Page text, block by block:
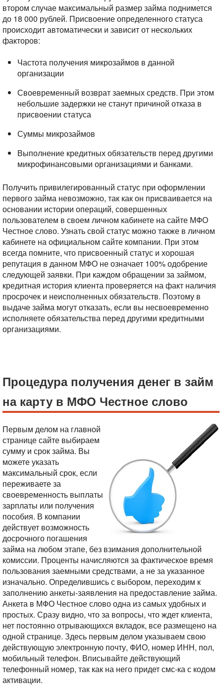
втором случае максимальный размер займа поднимется
до 18 000 рублей. Присвоение определенного статуса
происходит автоматически и зависит от нескольких
факторов:
Частота получения микрозаймов в данной
организации
Своевременный возврат заемных средств. При этом
небольшие задержки не станут причиной отказа в
присвоении статуса
Суммы микрозаймов
Выполнение кредитных обязательств перед другими
микрофинансовыми организациями и банками.
Получить привилегированный статус при оформлении
первого займа невозможно, так как он присваивается на
основании истории операций, совершенных
пользователем в своем личном кабинете на сайте МФО
Честное слово. Узнать свой статус можно также в личном
кабинете на официальном сайте компании. При этом
всегда помните, что присвоенный статус и хорошая
репутация в данном МФО не означает 100% одобрение
следующей заявки. При каждом обращении за займом,
кредитная история клиента проверяется на факт наличия
просрочек и неисполненных обязательств. Поэтому в
выдаче займа могут отказать, если вы несвоевременно
исполняете обязательства перед другими кредитными
организациями.
Процедура получения денег в займ
на карту в МФО Честное слово
Первым делом на главной
странице сайте выбираем
сумму и срок займа. Вы
можете указать
максимальный срок, если
переживаете за
своевременность выплаты
зарплаты или получения
пособия. В компании
действует возможность
досрочного погашения
займа на любом этапе, без взимания дополнительной
комиссии. Проценты начисляются за фактическое время
пользования заемными средствами, а не за указанное
изначально. Определившись с выбором, переходим к
заполнению анкеты-заявления на предоставление займа.
Анкета в МФО Честное слово одна из самых удобных и
простых. Сразу видно, что за вопросы, что ждет клиента,
нет постоянно отрывающихся вкладок, все размещено на
одной странице. Здесь первым делом указываем свою
действующую электронную почту, ФИО, номер ИНН, пол,
мобильный телефон. Вписывайте действующий
телефонный номер, так как на него придет смс-ка с кодом
активации.